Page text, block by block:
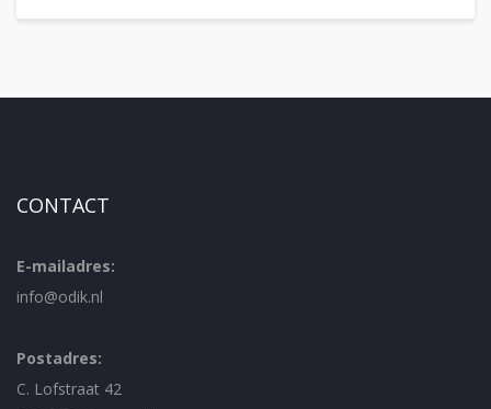
CONTACT
E-mailadres:
info@odik.nl
Postadres:
C. Lofstraat 42